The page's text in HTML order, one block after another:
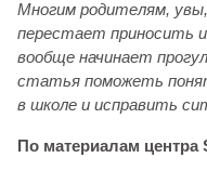
Многим родителям, увы,
перестает приносить
вообще начинает
статья поможеть
в школе и исправить
По материалам центра